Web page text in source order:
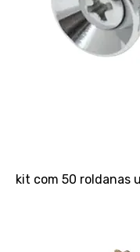
kit com 50 roldanas